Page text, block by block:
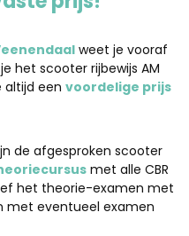
weet je vooraf
het scooter rijbewijs AM
altijd een voordelige prijs
de afgesproken scooter
met alle CBR
het theorie-examen met
met eventueel examen